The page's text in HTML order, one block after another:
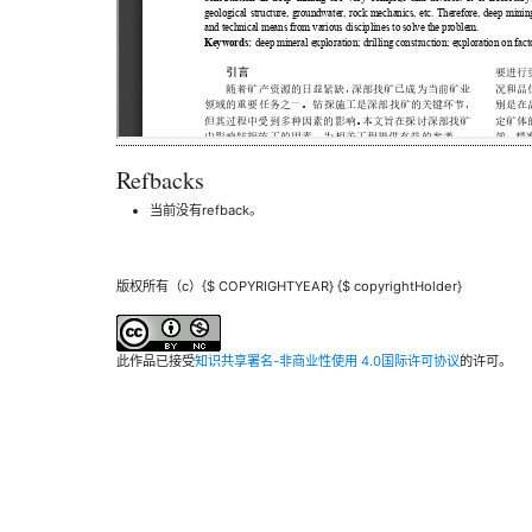
Refbacks
当前没有refback。
版权所有（c）{$ COPYRIGHTYEAR} {$ copyrightHolder}
此作品已接受知识共享署名-非商业性使用 4.0国际许可协议的许可。